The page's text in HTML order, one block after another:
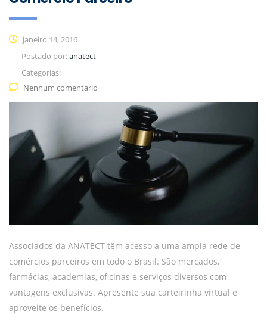
janeiro 14, 2016
Postado por:anatect
Categorias:
Nenhum comentário
Associados da ANATECT têm acesso a uma ampla rede de
comércios parceiros em todo o Brasil. São mercados,
farmácias, academias, oficinas e serviços diversos com
vantagens exclusivas. Apresente sua carteirinha virtual e
aproveite os benefícios.